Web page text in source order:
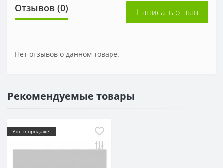
Отзывов (0) Написать отзыв
Нет отзывов о данном товаре.
Рекомендуемые товары
Уже в продаже!